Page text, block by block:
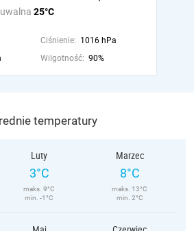
25°C
Ciśnienie: 1016 hPa
Wilgotność: 90%
temperatury
Luty
3°C
maks. 9°C
min. -1°C
Marzec
8°C
maks. 13°C
min. 2°C